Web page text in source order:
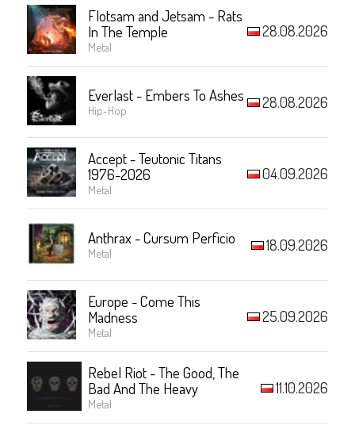
Flotsam and Jetsam - Rats
In The Temple
Metal
28.08.2026
Everlast - Embers To Ashes
Hip-Hop 28.08.2026
Accept - Teutonic Titans
1976-2026
Metal
04.09.2026
Anthrax - Cursum Perficio
Metal 18.09.2026
Europe - Come This
Madness
Metal
25.09.2026
Rebel Riot - The Good, The
Bad And The Heavy
Metal
11.10.2026